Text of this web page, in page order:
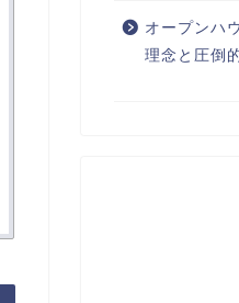
オープンハ
理念と圧倒